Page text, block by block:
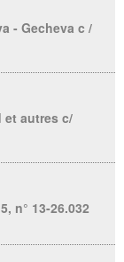
- Gecheva c /
et autres c/
n° 13-26.032